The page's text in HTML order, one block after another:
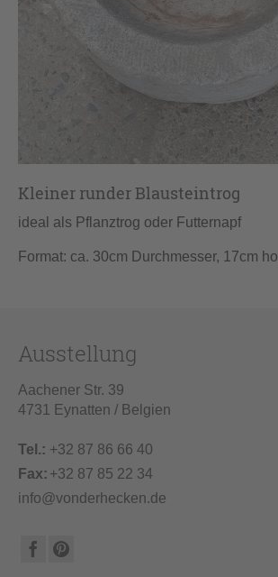
Kleiner runder Blausteintrog
ideal als Pflanztrog oder Futternapf
Format: ca. 30cm Durchmesser, 17cm
Ausstellung
Aachener Str. 39
4731 Eynatten / Belgien
Tel.: +32 87 86 66 40
Fax: +32 87 85 22 34
info@vonderhecken.de